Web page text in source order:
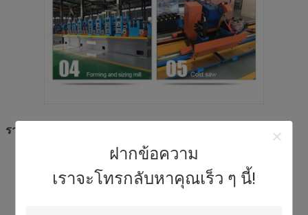
ฝากข้อความ
เราจะโทรกลับหาคุณเร็ว ๆ นี้!
รายละเอียดเทคนิค
ชื่อแบรนด์: TENGTIAN